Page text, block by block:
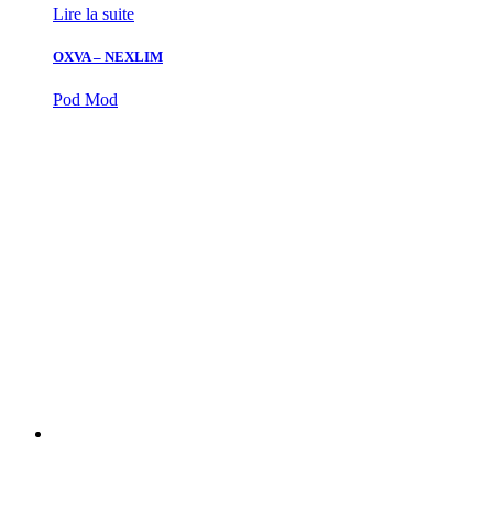
Lire la suite
OXVA – NEXLIM
Pod Mod